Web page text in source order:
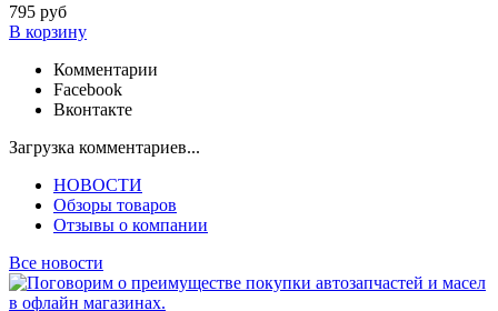
795 руб
В корзину
Комментарии
Facebook
Вконтакте
Загрузка комментариев...
НОВОСТИ
Обзоры товаров
Отзывы о компании
Все новости